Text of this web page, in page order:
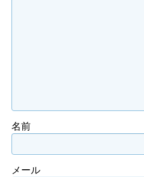
名前
メール